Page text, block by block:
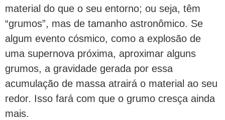
material do que o seu entorno; ou seja, têm
“grumos”, mas de tamanho astronômico. Se
algum evento cósmico, como a explosão de
uma supernova próxima, aproximar alguns
grumos, a gravidade gerada por essa
acumulação de massa atrairá o material ao seu
redor. Isso fará com que o grumo cresça ainda
mais.